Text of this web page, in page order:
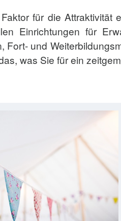
für die Attraktivität
Einrichtungen für
Fort- und
was Sie für ein